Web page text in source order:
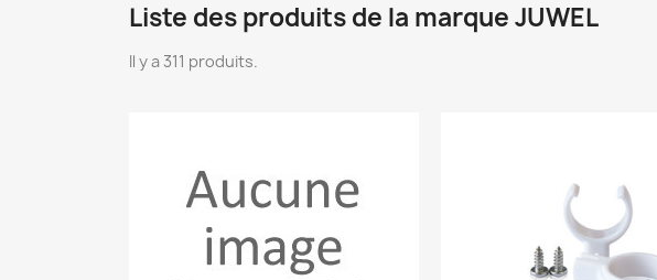
Liste des produits de la marque JUWEL
Il y a 311 produits.